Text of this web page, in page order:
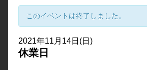
このイベントは終了しました。
2021年11月14日(日)
休業日